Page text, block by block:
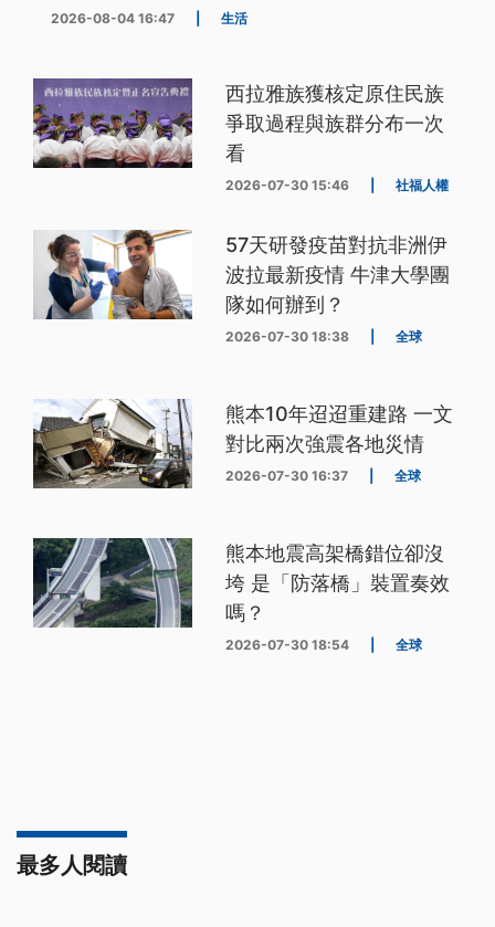
2026-08-04 16:47 生活
西拉雅族獲核定原住民族
爭取過程與族群分布一次
看
2026-07-30 15:46 社福人權
57天研發疫苗對抗非洲伊
波拉最新疫情 牛津大學團
隊如何辦到？
2026-07-30 18:38 全球
熊本10年迢迢重建路 一文
對比兩次強震各地災情
2026-07-30 16:37 全球
熊本地震高架橋錯位卻沒
垮 是「防落橋」裝置奏效
嗎？
2026-07-30 18:54 全球
最多人閱讀